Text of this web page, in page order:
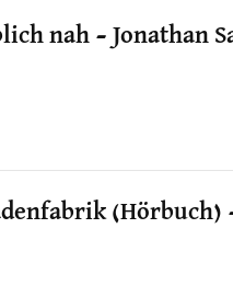
nah – Jonathan
(Hörbuch)